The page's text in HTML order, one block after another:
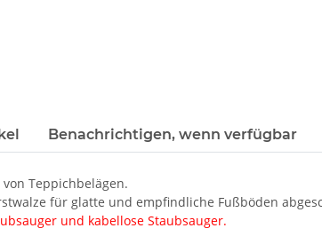
Benachrichtigen, wenn verfügbar
Teppichbelägen.
für glatte und empfindliche Fußböden
und kabellose Staubsauger.